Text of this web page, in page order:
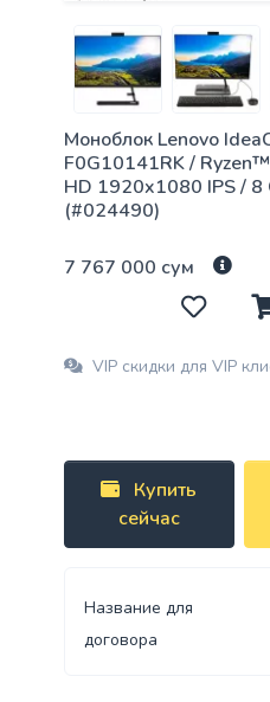
Моноблок Lenovo
F0G10141RK /
HD 1920x1080 IPS / 8
(#024490)
7 767 000 сум
VIP скидки для VIP
Купить
сейчас
Название для
договора